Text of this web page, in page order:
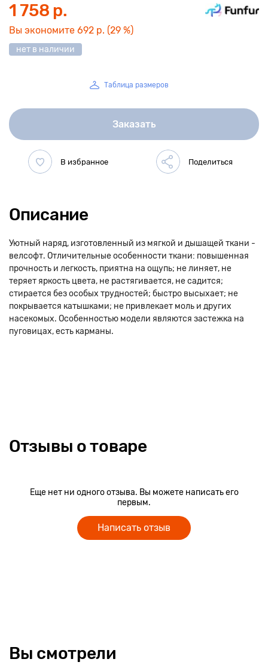
1 758 р.
Вы экономите 692 р. (29 %)
нет в наличии
Таблица размеров
Заказать
Описание
Уютный наряд, изготовленный из мягкой и дышащей ткани -
велсофт. Отличительные особенности ткани: повышенная
прочность и легкость, приятна на ощупь; не линяет, не
теряет яркость цвета, не растягивается, не садится;
стирается без особых трудностей; быстро высыхает; не
покрывается катышками; не привлекает моль и других
насекомых. Особенностью модели являются застежка на
пуговицах, есть карманы.
Отзывы о товаре
Еще нет ни одного отзыва. Вы можете написать его
первым.
Написать отзыв
Вы смотрели